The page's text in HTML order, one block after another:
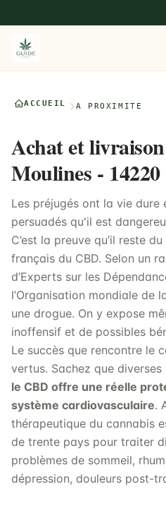
ACCUEIL À PROXIMITÉ
Achat et
Moulines - 14220
Les préjugés ont la vie dure
persuadés qu'il est
C’est la preuve qu’il reste
français du CBD. Selon un
d’Experts sur les
l’Organisation mondiale de
une drogue. On y expose
inoffensif et de possibles
Le succès que rencontre le
vertus. Sachez que
le CBD offre une réelle
système cardiovasculaire.
thérapeutique du cannabis
de trente pays pour traiter
problèmes de sommeil,
dépression, douleurs post-